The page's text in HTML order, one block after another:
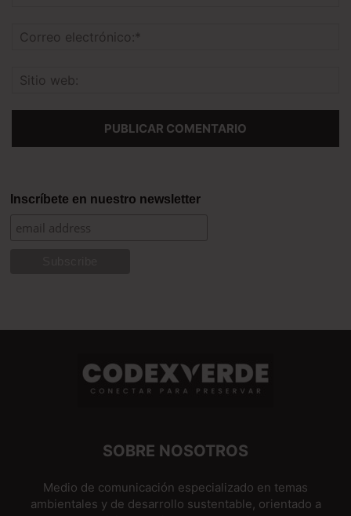
Inscríbete en nuestro newsletter
SOBRE NOSOTROS
Medio de comunicación especializado en temas
ambientales y de desarrollo sustentable, orientado a